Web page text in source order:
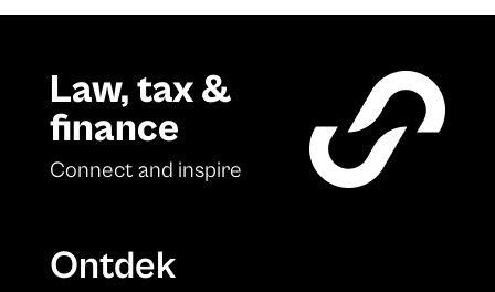
Law, tax &
finance
Connect and inspire
Ontdek